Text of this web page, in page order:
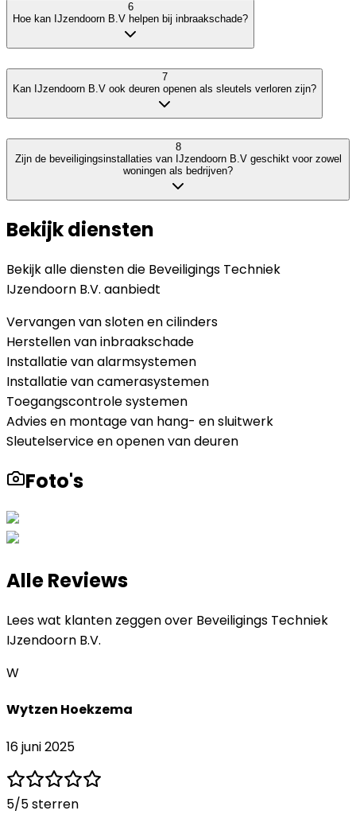
6
Hoe kan IJzendoorn B.V helpen bij inbraakschade?
7
Kan IJzendoorn B.V ook deuren openen als sleutels verloren zijn?
8
Zijn de beveiligingsinstallaties van IJzendoorn B.V geschikt voor zowel
woningen als bedrijven?
Bekijk diensten
Bekijk alle diensten die Beveiligings Techniek
IJzendoorn B.V. aanbiedt
Vervangen van sloten en cilinders
Herstellen van inbraakschade
Installatie van alarmsystemen
Installatie van camerasystemen
Toegangscontrole systemen
Advies en montage van hang- en sluitwerk
Sleutelservice en openen van deuren
Foto's
Alle Reviews
Lees wat klanten zeggen over Beveiligings Techniek
IJzendoorn B.V.
W
Wytzen Hoekzema
16 juni 2025
5/5 sterren